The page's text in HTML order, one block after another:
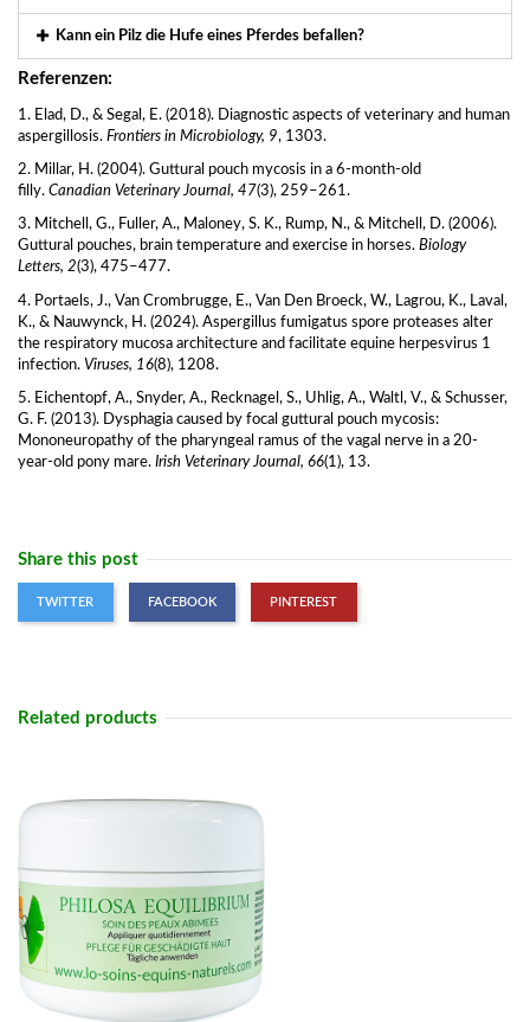
Kann ein Pilz die Hufe eines Pferdes befallen?
Referenzen:
1. Elad, D., & Segal, E. (2018). Diagnostic aspects of veterinary and human
aspergillosis. Frontiers in Microbiology, 9, 1303.
2. Millar, H. (2004). Guttural pouch mycosis in a 6-month-old
filly. Canadian Veterinary Journal, 47(3), 259–261.
3. Mitchell, G., Fuller, A., Maloney, S. K., Rump, N., & Mitchell, D. (2006).
Guttural pouches, brain temperature and exercise in horses. Biology
Letters, 2(3), 475–477.
4. Portaels, J., Van Crombrugge, E., Van Den Broeck, W., Lagrou, K., Laval,
K., & Nauwynck, H. (2024). Aspergillus fumigatus spore proteases alter
the respiratory mucosa architecture and facilitate equine herpesvirus 1
infection. Viruses, 16(8), 1208.
5. Eichentopf, A., Snyder, A., Recknagel, S., Uhlig, A., Waltl, V., & Schusser,
G. F. (2013). Dysphagia caused by focal guttural pouch mycosis:
Mononeuropathy of the pharyngeal ramus of the vagal nerve in a 20-
year-old pony mare. Irish Veterinary Journal, 66(1), 13.
Share this post
TWITTER FACEBOOK PINTEREST
Related products